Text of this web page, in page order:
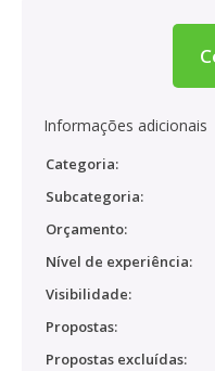
Informações adicionais
Categoria:
Subcategoria:
Orçamento:
Nível de experiência:
Visibilidade:
Propostas:
Propostas excluídas: